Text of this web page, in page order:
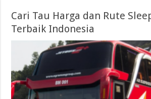
Cari Tau Harga dan Rute
Terbaik Indonesia